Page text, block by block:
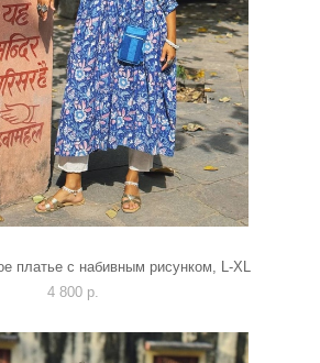
платье с набивным рисунком, L-XL
4 800 p.